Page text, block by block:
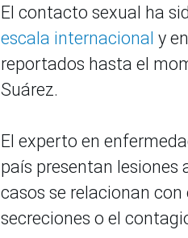
El contacto sexual ha
escala internacional y
reportados hasta el
Suárez.
El experto en
país presentan lesiones
casos se relacionan
secreciones o el